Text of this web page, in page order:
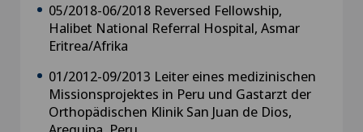
05/2018-06/2018 Reversed Fellowship,
Halibet National Referral Hospital, Asmar
Eritrea/Afrika
01/2012-09/2013 Leiter eines medizinischen
Missionsprojektes in Peru und Gastarzt der
Orthopädischen Klinik San Juan de Dios,